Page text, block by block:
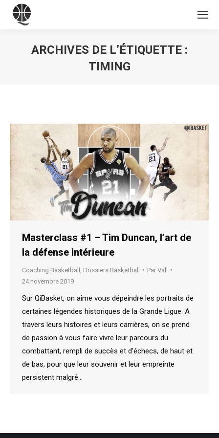
ARCHIVES DE L’ÉTIQUETTE :
TIMING
Masterclass #1 – Tim Duncan, l’art de
la défense intérieure
Coaching Basketball Dossiers Basketball Par Val'
24 novembre 2019
Sur QiBasket, on aime vous dépeindre les portraits de
certaines légendes historiques de la Grande Ligue. A
travers leurs histoires et leurs carrières, on se prend
de passion à vous faire vivre leur parcours du
combattant, rempli de succès et d’échecs, de haut et
de bas, pour que leur souvenir et leur empreinte
persistent malgré…